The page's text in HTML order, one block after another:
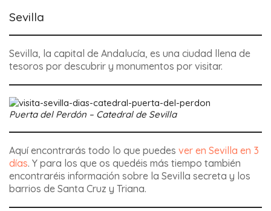
Sevilla
Sevilla, la capital de Andalucía, es una ciudad llena de
tesoros por descubrir y monumentos por visitar.
Puerta del Perdón – Catedral de Sevilla
Aquí encontrarás todo lo que puedes ver en Sevilla en 3
días. Y para los que os quedéis más tiempo también
encontraréis información sobre la Sevilla secreta y los
barrios de Santa Cruz y Triana.